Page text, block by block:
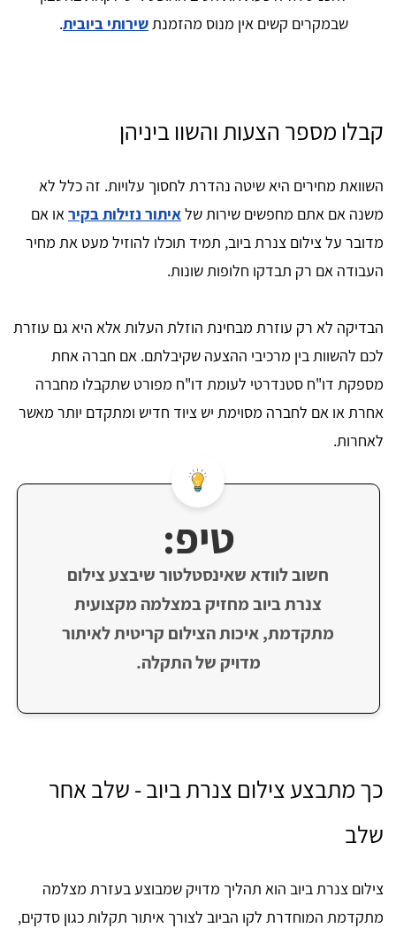
שבמקרים קשים אין מנוס מהזמנת שירותי ביובית.
קבלו מספר הצעות והשוו ביניהן
השוואת מחירים היא שיטה נהדרת לחסוך עלויות. זה כלל לא
משנה אם אתם מחפשים שירות שלאיתור נזילות בקיראו אם
מדובר על צילום צנרת ביוב, תמיד תוכלו להוזיל מעט את מחיר
העבודה אם רק תבדקו חלופות שונות.
הבדיקה לא רק עוזרת מבחינת הוזלת העלות אלא היא גם עוזרת
לכם להשוות בין מרכיבי ההצעה שקיבלתם. אם חברה אחת
מספקת דו"ח סטנדרטי לעומת דו"ח מפורט שתקבלו מחברה
אחרת או אם לחברה מסוימת יש ציוד חדיש ומתקדם יותר מאשר
לאחרות.
טיפ:
חשוב לוודא שאינסטלטור שיבצע צילום
צנרת ביוב מחזיק במצלמה מקצועית
מתקדמת, איכות הצילום קריטית לאיתור
מדויק של התקלה.
כך מתבצע צילום צנרת ביוב - שלב אחר
שלב
צילום צנרת ביוב הוא תהליך מדויק שמבוצע בעזרת מצלמה
מתקדמת המוחדרת לקו הביוב לצורך איתור תקלות כגון סדקים,